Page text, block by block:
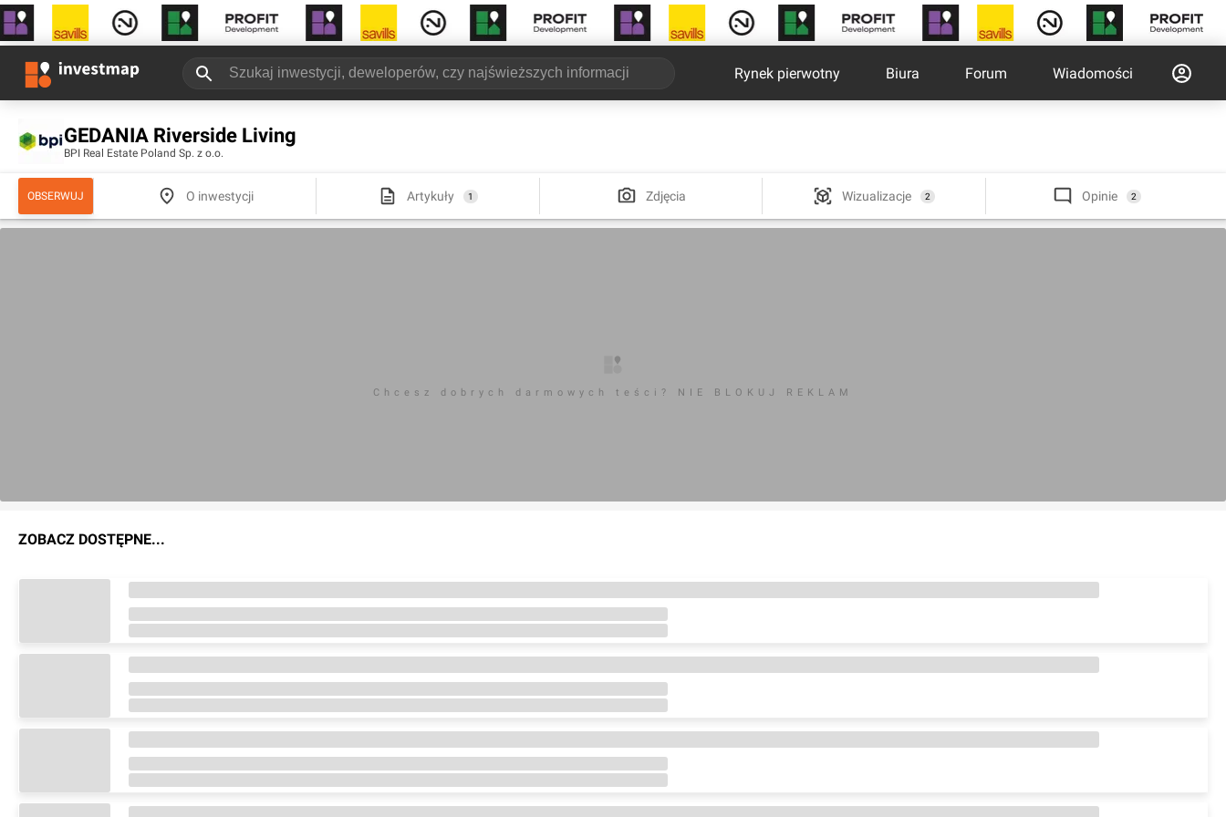
Rynek pierwotny Biura Forum Wiadomości
GEDANIA Riverside Living
BPI Real Estate Poland Sp. z o.o.
OBSERWUJ O inwestycji Artykuły 1 Zdjęcia Wizualizacje 2 Opinie 2
Chcesz dobrych darmowych teści? NIE BLOKUJ REKLAM
ZOBACZ DOSTĘPNE...